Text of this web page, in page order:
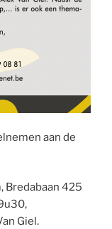
aan de
Bredabaan 425
Giel.